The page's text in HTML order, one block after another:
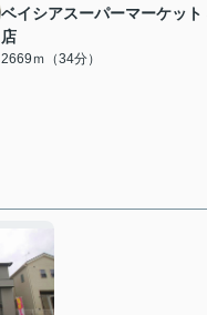
ベイシアスーパーマーケット
店
2669ｍ（34分）